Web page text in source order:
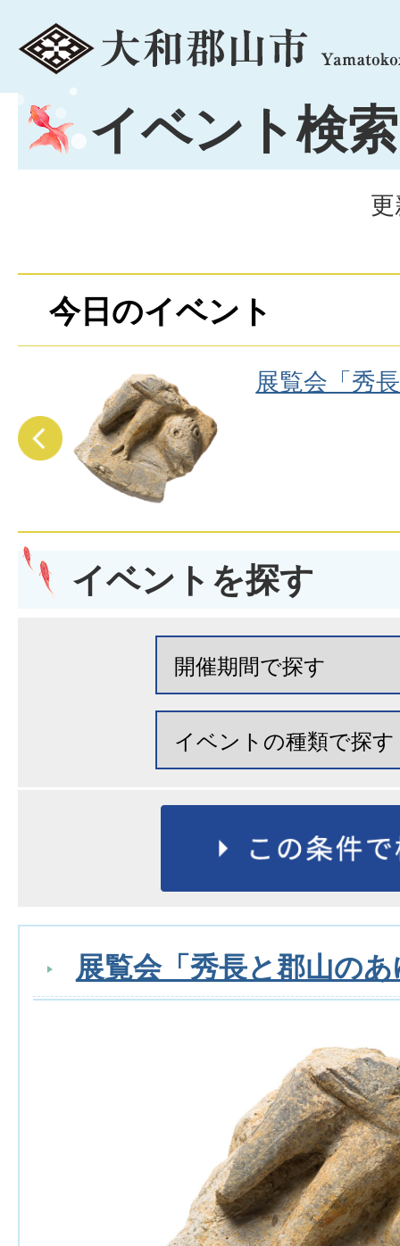
menu
イベント検索
今日のイベント
展覧会「秀
イベントを探す
展覧会「秀長と郡山の